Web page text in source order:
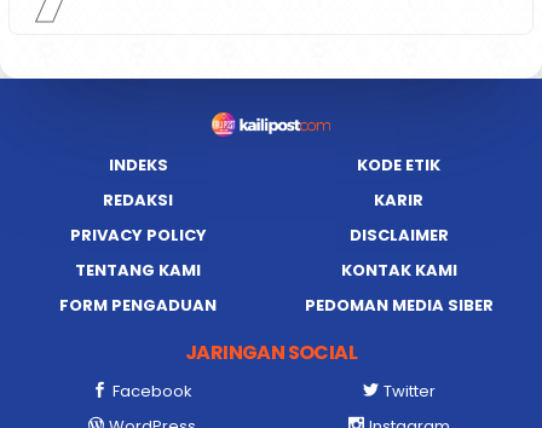
INDEKS
KODE ETIK
REDAKSI
KARIR
PRIVACY POLICY
DISCLAIMER
TENTANG KAMI
KONTAK KAMI
FORM PENGADUAN
PEDOMAN MEDIA SIBER
JARINGAN SOCIAL
Facebook
Twitter